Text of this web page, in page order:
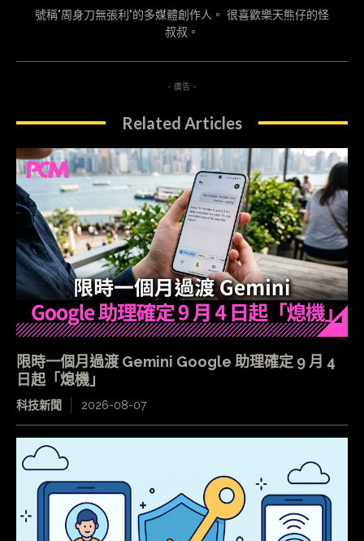
號稱"周身刀無張利"的多媒體創作人。 很喜歡樂天熊仔的怪
叔叔。
- 廣告 -
Related Articles
限時一個月過渡 Gemini Google 助理確定 9 月 4
日起「熄機」
科技新聞 2026-08-07